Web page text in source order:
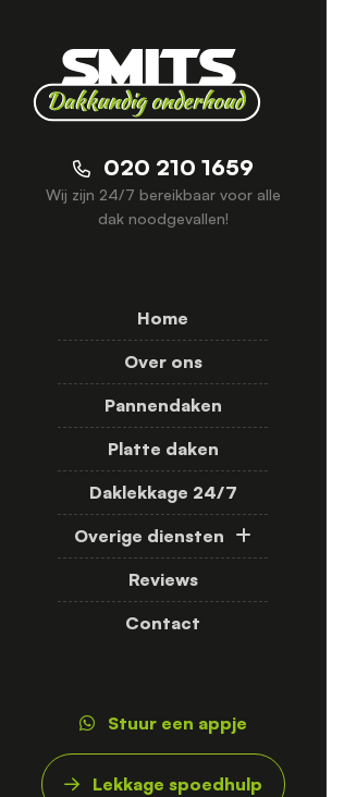
020 210 1659
Wij zijn 24/7 bereikbaar voor alle
dak noodgevallen!
Home
Over ons
Pannendaken
Platte daken
Daklekkage 24/7
Overige diensten
Reviews
Contact
Stuur een appje
Lekkage spoedhulp